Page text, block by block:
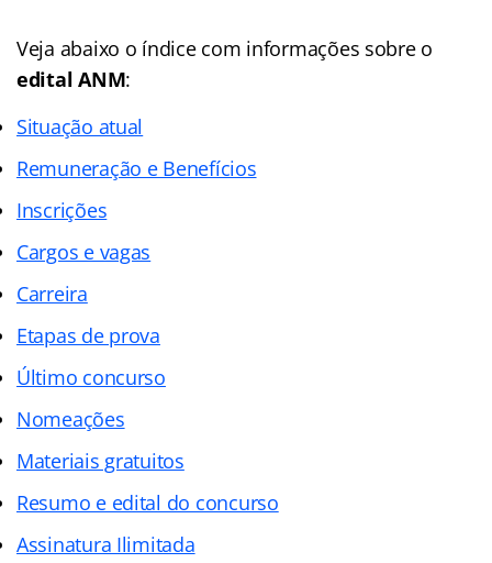
Veja abaixo o índicecom informações sobre o
edital ANM:
Situação atual
Remuneração e Benefícios
Inscrições
Cargos e vagas
Carreira
Etapas de prova
Último concurso
Nomeações
Materiais gratuitos
Resumo e edital do concurso
Assinatura Ilimitada